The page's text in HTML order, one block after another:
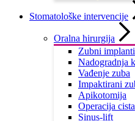
Stomatološke intervencije
Oralna hirurgija
Zubni implanti
Nadogradnja
Vađenje zuba
Impaktirani
Apikotomija
Operacija cista
Sinus-lift